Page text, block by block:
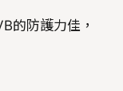
的防護力佳，